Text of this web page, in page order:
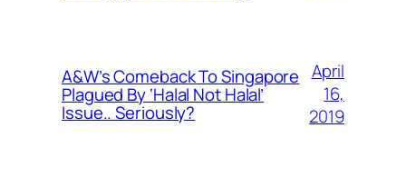
A&W’s Comeback To Singapore
Plagued By ‘Halal Not Halal’
Issue.. Seriously?
April
16,
2019